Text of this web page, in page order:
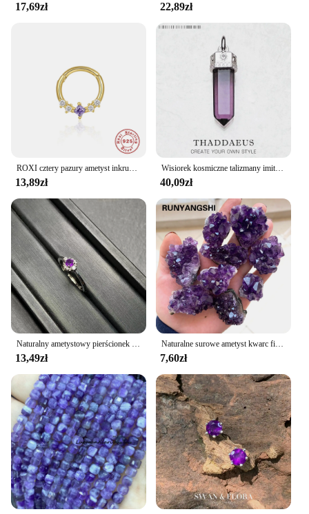
17,69zł 22,89zł
ROXI cztery pazury ametyst inkrustowane 925 srebro moda proste kolczyki na chrząstkę do piercingu damska wszechstronna biżuteria na prezent
13,89zł
Wisiorek kosmiczne talizmany imitacja ametystu kryształowy filar 925 srebro biżuteria akcesoria modny prezent dla kobiety
40,09zł
Naturalny ametystowy pierścionek z kamieniem Kobiece ręcznie robione pierścionki Biżuteria dla kobiet Prezent Fioletowy kwiat
13,49zł
Naturalne surowe ametyst kwarc fioletowy bryła kryształowa kamienie lecznicze wzór rzemiosło dekoracyjne Ornament dekoracyjny
7,60zł